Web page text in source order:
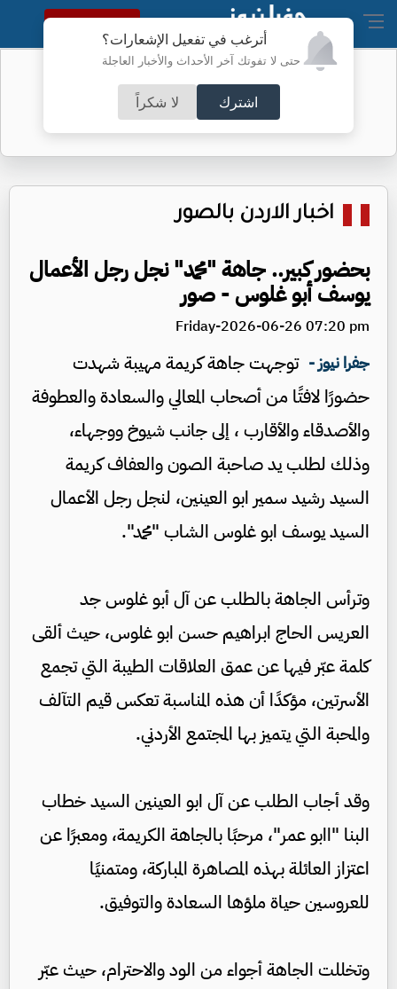
أترغب في تفعيل الإشعارات؟
حتى لا تفوتك آخر الأحداث والأخبار العاجلة
اشترك لا شكراً
النسخة الكاملة
اخبار الاردن بالصور
بحضور كبير.. جاهة "محمد" نجل رجل الأعمال
يوسف أبو غلوس - صور
Friday-2026-06-26 07:20 pm
جفرا نيوز - توجهت جاهة كريمة مهيبة شهدت
حضورًا لافتًا من أصحاب المعالي والسعادة والعطوفة
والأصدقاء والأقارب ، إلى جانب شيوخ ووجهاء،
وذلك لطلب يد صاحبة الصون والعفاف كريمة
السيد رشيد سمير ابو العينين، لنجل رجل الأعمال
السيد يوسف ابو غلوس الشاب "محمد".
وترأس الجاهة بالطلب عن آل أبو غلوس جد
العريس الحاج ابراهيم حسن ابو غلوس، حيث ألقى
كلمة عبّر فيها عن عمق العلاقات الطيبة التي تجمع
الأسرتين، مؤكدًا أن هذه المناسبة تعكس قيم التآلف
والمحبة التي يتميز بها المجتمع الأردني.
وقد أجاب الطلب عن آل ابو العينين السيد خطاب
البنا "اابو عمر"، مرحبًا بالجاهة الكريمة، ومعبرًا عن
اعتزاز العائلة بهذه المصاهرة المباركة، ومتمنيًا
للعروسين حياة ملؤها السعادة والتوفيق.
وتخللت الجاهة أجواء من الود والاحترام، حيث عبّر